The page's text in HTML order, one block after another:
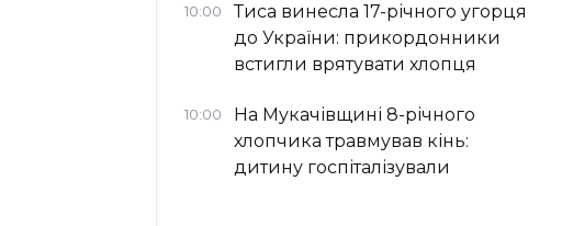
10:00
Тиса винесла 17-річного угорця
до України: прикордонники
встигли врятувати хлопця
10:00
На Мукачівщині 8-річного
хлопчика травмував кінь:
дитину госпіталізували